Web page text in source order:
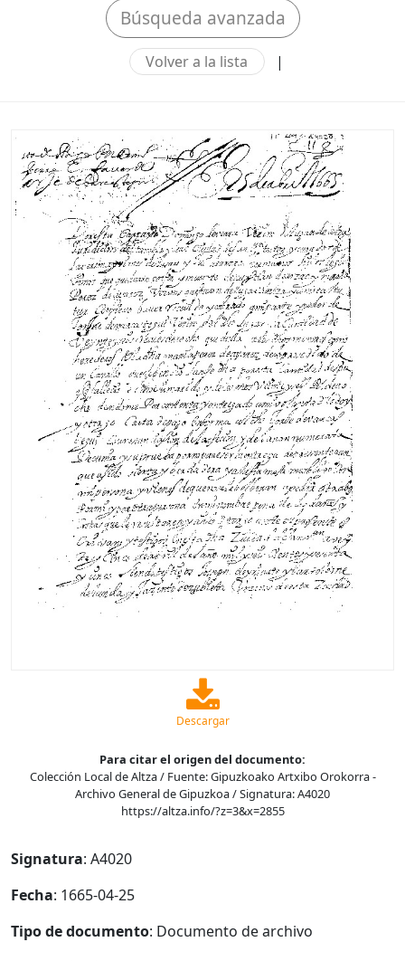
Búsqueda avanzada
Volver a la lista |
Descargar
Para citar el origen del documento:
Colección Local de Altza / Fuente: Gipuzkoako Artxibo Orokorra -
Archivo General de Gipuzkoa / Signatura: A4020
https://altza.info/?z=3&x=2855
Signatura: A4020
Fecha: 1665-04-25
Tipo de documento: Documento de archivo